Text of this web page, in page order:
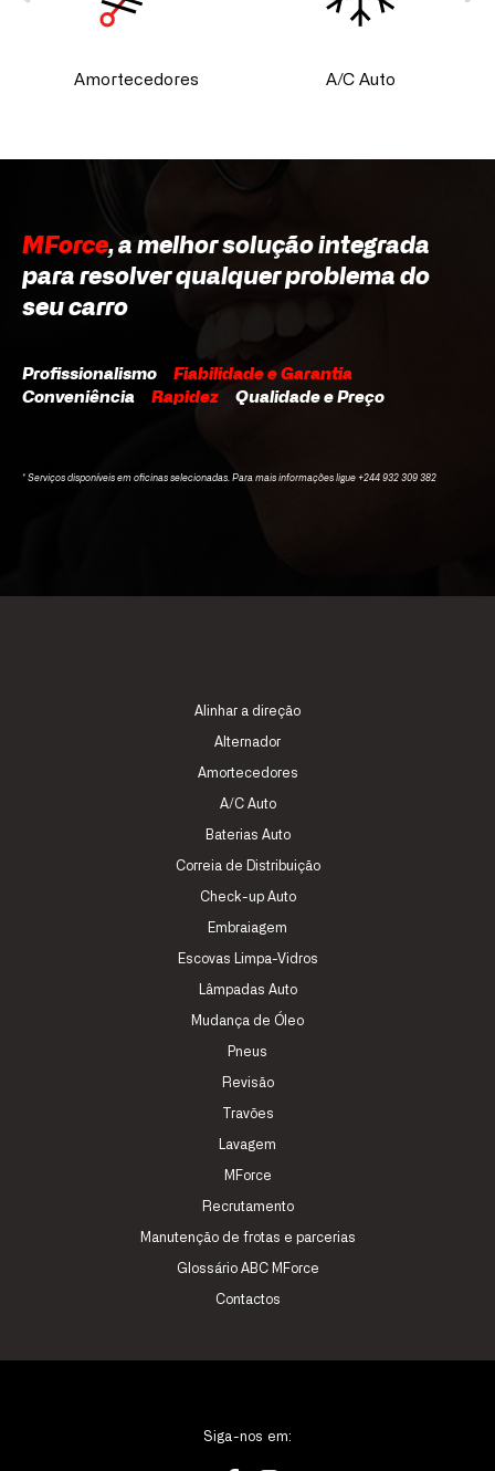
Amortecedores A/C Auto
MForce, a melhor solução integrada
para resolver qualquer problema do
seu carro
Profissionalismo Fiabilidade e Garantia
Conveniência Rapidez Qualidade e Preço
* Serviços disponíveis em oficinas selecionadas. Para mais informações ligue +244 932 309 382
Alinhar a direção
Alternador
Amortecedores
A/C Auto
Baterias Auto
Correia de Distribuição
Check-up Auto
Embraiagem
Escovas Limpa-Vidros
Lâmpadas Auto
Mudança de Óleo
Pneus
Revisão
Travões
Lavagem
MForce
Recrutamento
Manutenção de frotas e parcerias
Glossário ABC MForce
Contactos
Siga-nos em: